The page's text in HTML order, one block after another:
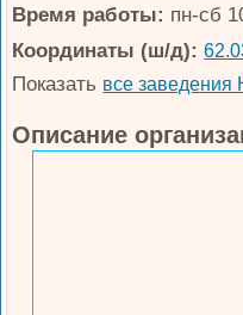
Время работы: пн-сб
Координаты (ш/д):
Показать все
Описание